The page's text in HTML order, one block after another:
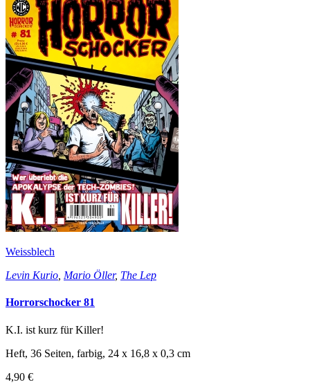
Weissblech
Levin Kurio Mario Öller, The Lep
Horrorschocker 81
K.I. ist kurz für Killer!
Heft, 36 Seiten, farbig, 24 x 16,8 x 0,3 cm
4,90 €